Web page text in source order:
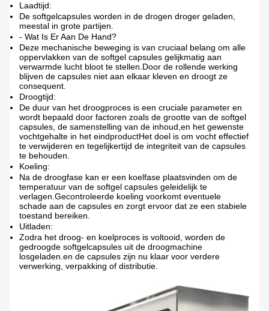
Laadtijd:
De softgelcapsules worden in de drogen droger geladen,
meestal in grote partijen.
- Wat Is Er Aan De Hand?
Deze mechanische beweging is van cruciaal belang om alle
oppervlakken van de softgel capsules gelijkmatig aan
verwarmde lucht bloot te stellen.Door de rollende werking
blijven de capsules niet aan elkaar kleven en droogt ze
consequent.
Droogtijd:
De duur van het droogproces is een cruciale parameter en
wordt bepaald door factoren zoals de grootte van de softgel
capsules, de samenstelling van de inhoud,en het gewenste
vochtgehalte in het eindproductHet doel is om vocht effectief
te verwijderen en tegelijkertijd de integriteit van de capsules
te behouden.
Koeling:
Na de droogfase kan er een koelfase plaatsvinden om de
temperatuur van de softgel capsules geleidelijk te
verlagen.Gecontroleerde koeling voorkomt eventuele
schade aan de capsules en zorgt ervoor dat ze een stabiele
toestand bereiken.
Uitladen:
Zodra het droog- en koelproces is voltooid, worden de
gedroogde softgelcapsules uit de droogmachine
losgeladen.en de capsules zijn nu klaar voor verdere
verwerking, verpakking of distributie.